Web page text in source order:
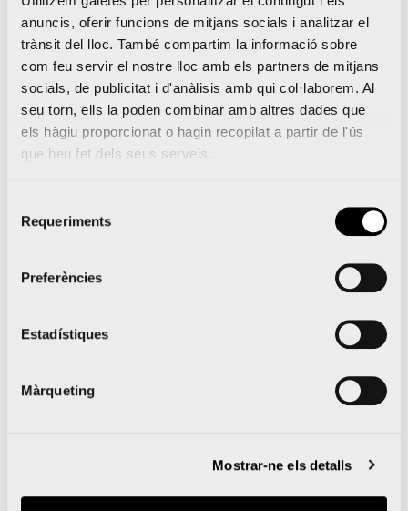
anuncis, oferir funcions de mitjans socials i analitzar el
trànsit del lloc. També compartim la informació sobre
com feu servir el nostre lloc amb els partners de mitjans
socials, de publicitat i d'anàlisis amb qui col·laborem. Al
seu torn, ells la poden combinar amb altres dades que
els hàgiu proporcionat o hagin recopilat a partir de l'ús
que heu fet dels seus serveis.
Requeriments
Preferències
Estadístiques
Màrqueting
Mostrar-ne els detalls
atletes podenpersonalitzar la medalla de
finisherde la Mitja Marató Valencia Trinidad
, amb el nom i el temps
aconseguit al preu de 10 euros.
La Mitja Marató Valencia presenta la seua edició
nous rècords
baixa de l’hora set anys seguits